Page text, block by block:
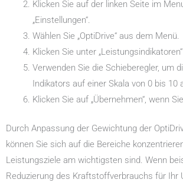
Klicken Sie auf der linken Seite im
„Einstellungen“.
Wählen Sie „OptiDrive“ aus dem Menü.
Klicken Sie unter
Verwenden Sie die Schieberegler, um
Indikators auf einer Skala von 0 bis 10
Klicken Sie auf „Übernehmen“, wenn
Durch Anpassung der Gewichtung der
können Sie sich auf die Bereiche
Leistungsziele am wichtigsten sind. Wenn
Reduzierung des Kraftstoffverbrauchs für Ihr